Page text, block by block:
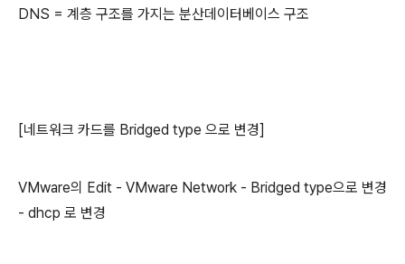
DNS = 계층 구조를 가지는 분산데이터베이스 구조
[네트워크 카드를 Bridged type 으로 변경]
VMware의 Edit - VMware Network - Bridged type으로 변경
- dhcp 로 변경